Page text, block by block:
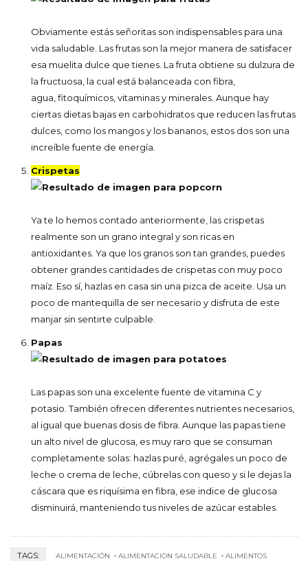
Obviamente estás señoritas son indispensables para una
vida saludable. Las frutas son la mejor manera de satisfacer
esa muelita dulce que tienes. La fruta obtiene su dulzura de
la fructuosa, la cual está balanceada con fibra,
agua, fitoquímicos, vitaminas y minerales. Aunque hay
ciertas dietas bajas en carbohidratos que reducen las frutas
dulces, como los mangos y los bananos, estos dos son una
increíble fuente de energía.
Crispetas
Ya te lo hemos contado anteriormente, las crispetas
realmente son un grano integral y son ricas en
antioxidantes. Ya que los granos son tan grandes, puedes
obtener grandes cantidades de crispetas con muy poco
maíz. Eso sí, hazlas en casa sin una pizca de aceite. Usa un
poco de mantequilla de ser necesario y disfruta de este
manjar sin sentirte culpable.
Papas
Las papas son una excelente fuente de vitamina C y
potasio. También ofrecen diferentes nutrientes necesarios,
al igual que buenas dosis de fibra. Aunque las papas tiene
un alto nivel de glucosa, es muy raro que se consuman
completamente solas: hazlas puré, agrégales un poco de
leche o crema de leche, cúbrelas con queso y si le dejas la
cáscara que es riquísima en fibra, ese indice de glucosa
disminuirá, manteniendo tus niveles de azúcar estables.
TAGS: ALIMENTACIÓN ALIMENTACION SALUDABLE
ALIMENTOS